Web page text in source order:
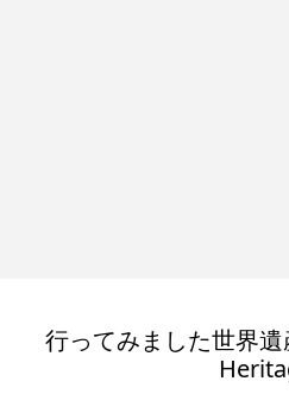
行ってみました世界